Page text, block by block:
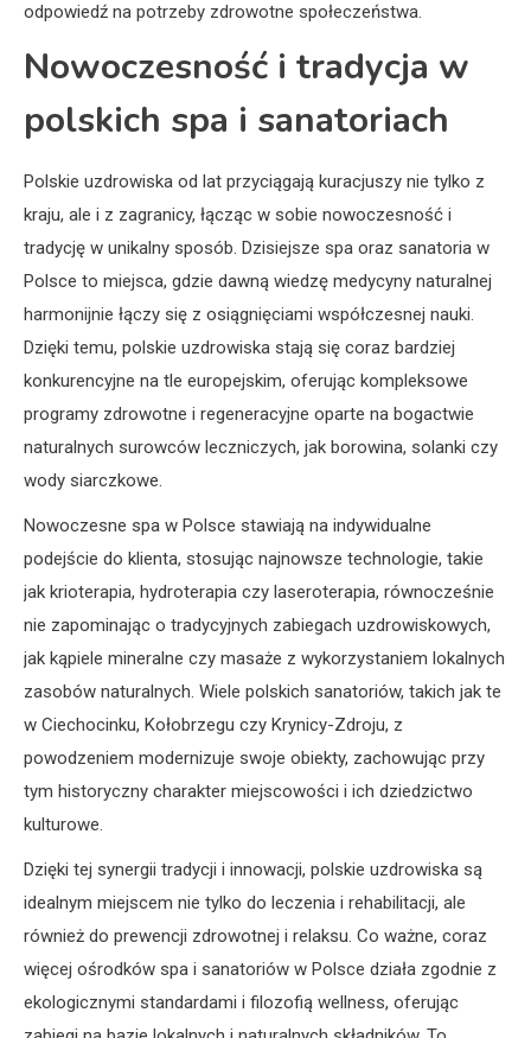
odpowiedź na potrzeby zdrowotne społeczeństwa.
Nowoczesność i tradycja w
polskich spa i sanatoriach
Polskie uzdrowiska od lat przyciągają kuracjuszy nie tylko z
kraju, ale i z zagranicy, łącząc w sobie nowoczesność i
tradycję w unikalny sposób. Dzisiejsze spa oraz sanatoria w
Polsce to miejsca, gdzie dawną wiedzę medycyny naturalnej
harmonijnie łączy się z osiągnięciami współczesnej nauki.
Dzięki temu, polskie uzdrowiska stają się coraz bardziej
konkurencyjne na tle europejskim, oferując kompleksowe
programy zdrowotne i regeneracyjne oparte na bogactwie
naturalnych surowców leczniczych, jak borowina, solanki czy
wody siarczkowe.
Nowoczesne spa w Polsce stawiają na indywidualne
podejście do klienta, stosując najnowsze technologie, takie
jak krioterapia, hydroterapia czy laseroterapia, równocześnie
nie zapominając o tradycyjnych zabiegach uzdrowiskowych,
jak kąpiele mineralne czy masaże z wykorzystaniem lokalnych
zasobów naturalnych. Wiele polskich sanatoriów, takich jak te
w Ciechocinku, Kołobrzegu czy Krynicy-Zdroju, z
powodzeniem modernizuje swoje obiekty, zachowując przy
tym historyczny charakter miejscowości i ich dziedzictwo
kulturowe.
Dzięki tej synergii tradycji i innowacji, polskie uzdrowiska są
idealnym miejscem nie tylko do leczenia i rehabilitacji, ale
również do prewencji zdrowotnej i relaksu. Co ważne, coraz
więcej ośrodków spa i sanatoriów w Polsce działa zgodnie z
ekologicznymi standardami i filozofią wellness, oferując